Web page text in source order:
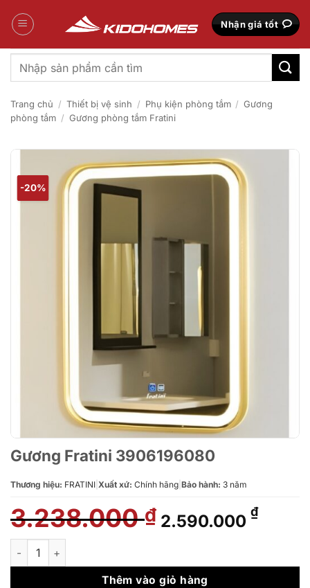
qua
Nhận giá tốt
Tìm
kiếm:
Trang chủ / Thiết bị vệ sinh / Phụ kiện phòng tắm / Gương
phòng tắm / Gương phòng tắm Fratini
-20%
Gương Fratini 3906196080
Thương hiệu: FRATINI Xuất xứ: Chính hãng Bảo hành: 3 năm
3.238.000₫ Giá
gốc
3.238.000 ₫.
2.590.000 ₫Giá
là:
Gương Fratini 3906196080 số lượng
Thêm vào giỏ hàng